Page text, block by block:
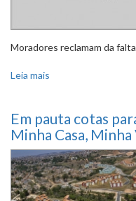
Moradores reclamam da
Leia mais
Em pauta cotas
Minha Casa, Minha